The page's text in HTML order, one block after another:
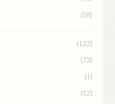
(58)
(122)
(73)
(1)
(12)